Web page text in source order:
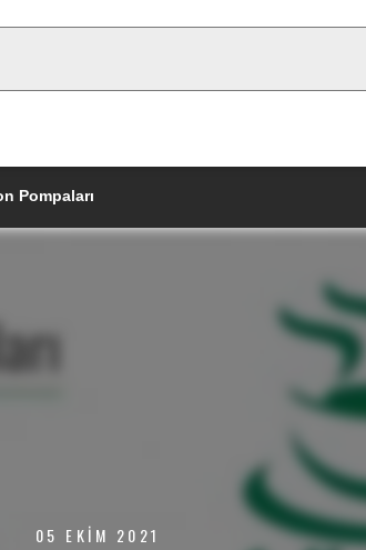
Pompaları
05 EKIM 2021